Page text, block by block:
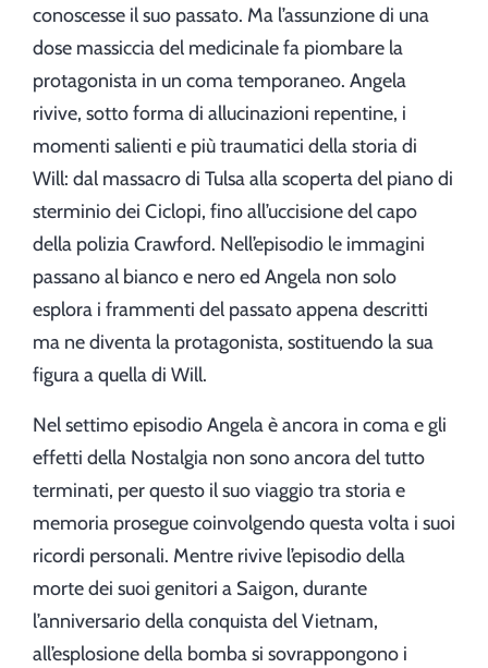
conoscesse il suo passato. Ma l’assunzione di una
dose massiccia del medicinale fa piombare la
protagonista in un coma temporaneo. Angela
rivive, sotto forma di allucinazioni repentine, i
momenti salienti e più traumatici della storia di
Will: dal massacro di Tulsa alla scoperta del piano di
sterminio dei Ciclopi, fino all’uccisione del capo
della polizia Crawford. Nell’episodio le immagini
passano al bianco e nero ed Angela non solo
esplora i frammenti del passato appena descritti
ma ne diventa la protagonista, sostituendo la sua
figura a quella di Will.
Nel settimo episodio Angela è ancora in coma e gli
effetti della Nostalgia non sono ancora del tutto
terminati, per questo il suo viaggio tra storia e
memoria prosegue coinvolgendo questa volta i suoi
ricordi personali. Mentre rivive l’episodio della
morte dei suoi genitori a Saigon, durante
l’anniversario della conquista del Vietnam,
all’esplosione della bomba si sovrappongono i